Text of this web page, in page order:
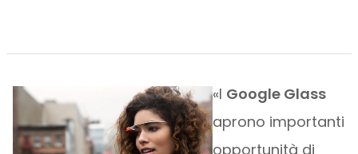
«I Google Glass
aprono importanti
opportunità di